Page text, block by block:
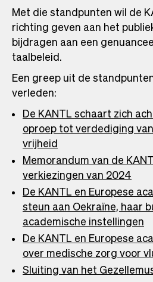
Met die standpunten wil de
richting geven aan het
bijdragen aan een
taalbeleid.
Een greep uit de
verleden:
De KANTL schaart zich
oproep tot verdediging
vrijheid
Memorandum van de
verkiezingen van 2024
De KANTL en Europese
steun aan Oekraïne, haar
academische instellingen
De KANTL en Europese
over medische zorg voor
Sluiting van het